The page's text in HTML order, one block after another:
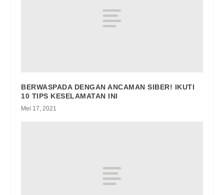
BERWASPADA DENGAN ANCAMAN SIBER! IKUTI
10 TIPS KESELAMATAN INI
Mei 17, 2021